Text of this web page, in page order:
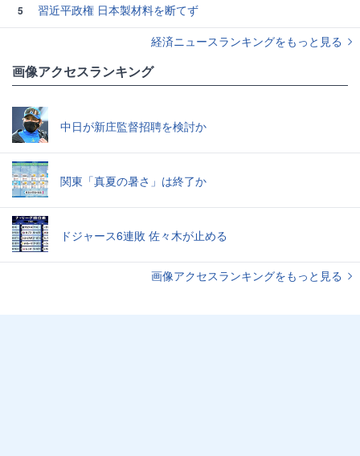
5
習近平政権 日本製材料を断てず
経済ニュースランキングをもっと見る
画像アクセスランキング
中日が新庄監督招聘を検討か
関東「真夏の暑さ」は終了か
ドジャース6連敗 佐々木が止める
画像アクセスランキングをもっと見る